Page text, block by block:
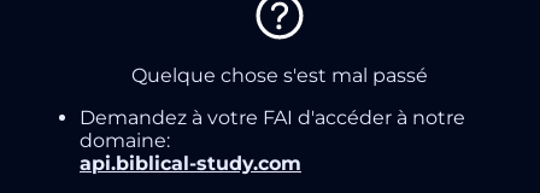
Quelque chose s'est mal passé
Demandez à votre FAI d'accéder à notre
domaine:
api.biblical-study.com